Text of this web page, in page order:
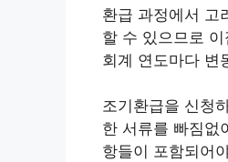
환급 과정에서 고
할 수 있으므로
회계 연도마다 변
조기환급을 신청
한 서류를 빠짐없
항들이 포함되어